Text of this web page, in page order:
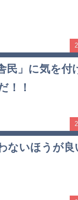
民」に気を付
！！
ないほうが良